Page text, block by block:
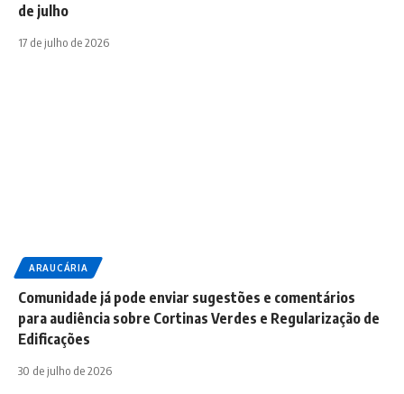
de julho
17 de julho de 2026
ARAUCÁRIA
Comunidade já pode enviar sugestões e comentários
para audiência sobre Cortinas Verdes e Regularização de
Edificações
30 de julho de 2026